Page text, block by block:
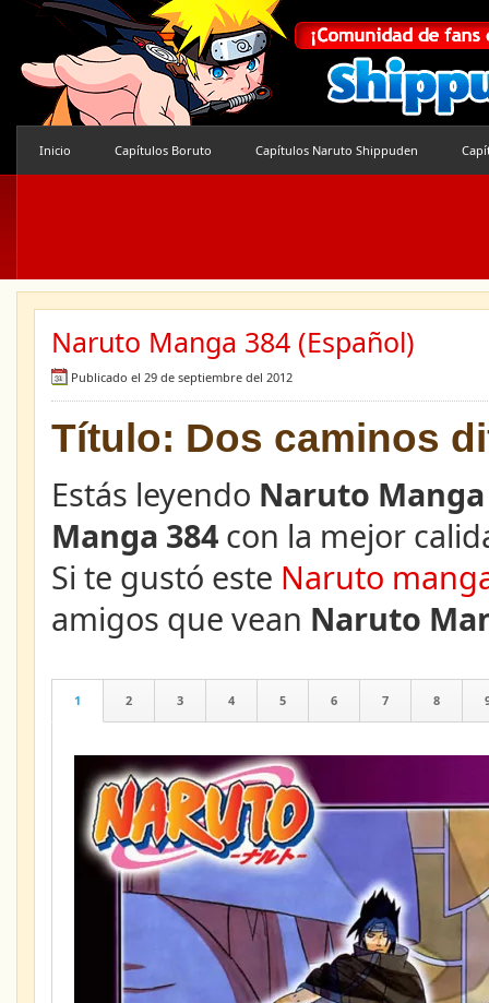
Inicio Capítulos Boruto Capítulos Naruto Shippuden
Naruto Manga 384 (Español)
Publicado el 29 de septiembre del 2012
Título: Dos caminos
Estás leyendo Naruto Manga
Manga 384 con la mejor
Si te gustó este Naruto
amigos que vean Naruto
1 2 3 4 5 6 7 8